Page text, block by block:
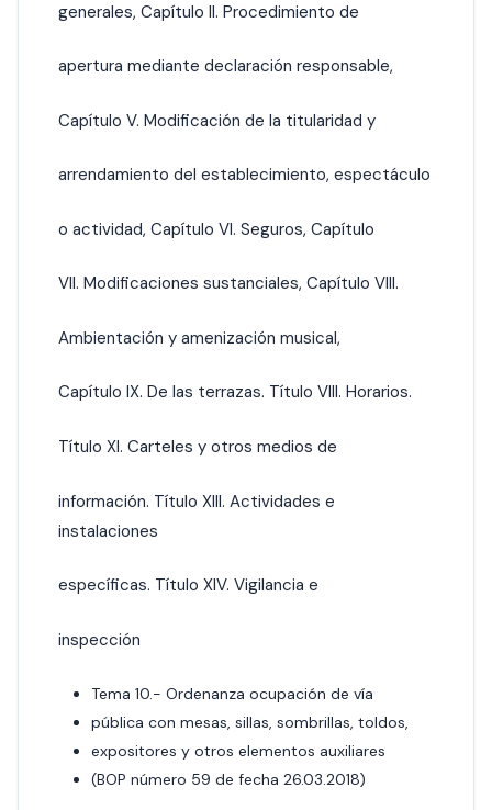
generales, Capítulo II. Procedimiento de
apertura mediante declaración responsable,
Capítulo V. Modificación de la titularidad y
arrendamiento del establecimiento, espectáculo
o actividad, Capítulo VI. Seguros, Capítulo
VII. Modificaciones sustanciales, Capítulo VIII.
Ambientación y amenización musical,
Capítulo IX. De las terrazas. Título VIII. Horarios.
Título XI. Carteles y otros medios de
información. Título XIII. Actividades e
instalaciones
específicas. Título XIV. Vigilancia e
inspección
Tema 10.- Ordenanza ocupación de vía
pública con mesas, sillas, sombrillas, toldos,
expositores y otros elementos auxiliares
(BOP número 59 de fecha 26.03.2018)